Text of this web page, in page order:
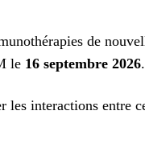
de
le 16 septembre 2026.
interactions entre